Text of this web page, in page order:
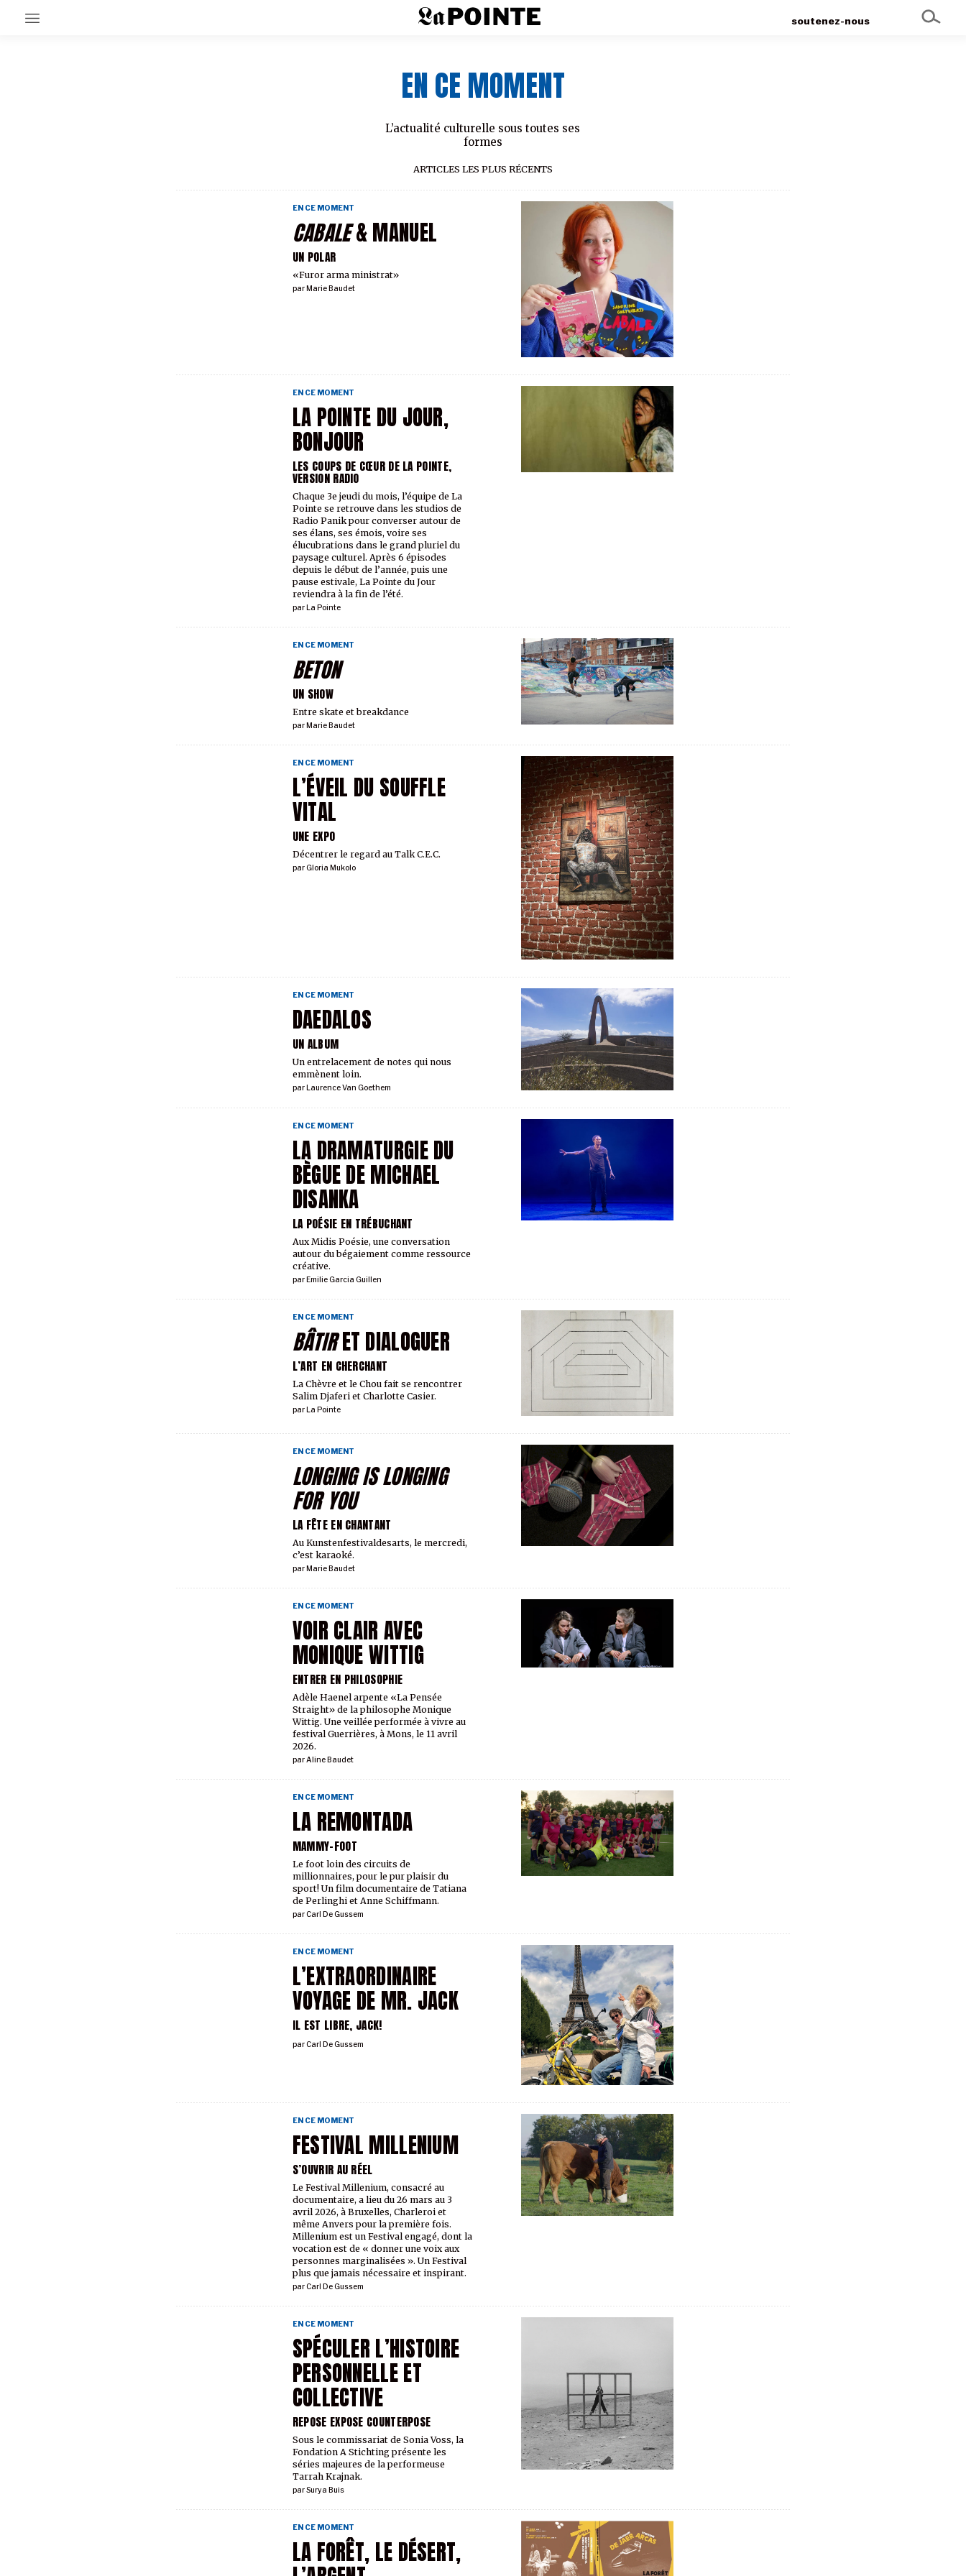
soutenez-nous
EN CE MOMENT
L’actualité culturelle sous toutes ses
formes
ARTICLES LES PLUS RÉCENTS
CABALE& MANUEL
UN POLAR
EN CE MOMENT
par Marie Baudet
«Furor arma ministrat»
LA POINTE DU JOUR,
BONJOUR
LES COUPS DE CŒUR DE LA POINTE,
VERSION RADIO
EN CE MOMENT
par La Pointe
Chaque 3e jeudi du mois, l’équipe de La
Pointe se retrouve dans les studios de
Radio Panik pour converser autour de
ses élans, ses émois, voire ses
élucubrations dans le grand pluriel du
paysage culturel. Après 6 épisodes
depuis le début de l’année, puis une
pause estivale, La Pointe du Jour
reviendra à la fin de l’été.
BETON
UN SHOW
EN CE MOMENT
par Marie Baudet
Entre skate et breakdance
L’ÉVEIL DU SOUFFLE
VITAL
UNE EXPO
EN CE MOMENT
parGloria Mukolo
Décentrer le regard au Talk C.E.C.
DAEDALOS
UN ALBUM
EN CE MOMENT
par Laurence Van Goethem
Un entrelacement de notes qui nous
emmènent loin.
LA DRAMATURGIE DU
BÈGUE DE MICHAEL
DISANKA
LA POÉSIE EN TRÉBUCHANT
EN CE MOMENT
parEmilie Garcia Guillen
Aux Midis Poésie, une conversation
autour du bégaiement comme ressource
créative.
BÂTIRET DIALOGUER
L’ART EN CHERCHANT
EN CE MOMENT
parLa Pointe
La Chèvre et le Chou fait se rencontrer
Salim Djaferi et Charlotte Casier.
LONGING IS LONGING
FOR YOU
LA FÊTE EN CHANTANT
EN CE MOMENT
parMarie Baudet
Au Kunstenfestivaldesarts, le mercredi,
c’est karaoké.
VOIR CLAIR AVEC
MONIQUE WITTIG
ENTRER EN PHILOSOPHIE
EN CE MOMENT
parAline Baudet
Adèle Haenel arpente «La Pensée
Straight» de la philosophe Monique
Wittig. Une veillée performée à vivre au
festival Guerrières, à Mons, le 11 avril
2026.
LA REMONTADA
MAMMY-FOOT
EN CE MOMENT
parCarl De Gussem
Le foot loin des circuits de
millionnaires, pour le pur plaisir du
sport! Un film documentaire de Tatiana
de Perlinghi et Anne Schiffmann.
L’EXTRAORDINAIRE
VOYAGE DE MR. JACK
IL EST LIBRE, JACK!
EN CE MOMENT
parCarl De Gussem
FESTIVAL MILLENIUM
S’OUVRIR AU RÉEL
EN CE MOMENT
parCarl De Gussem
Le Festival Millenium, consacré au
documentaire, a lieu du 26 mars au 3
avril 2026, à Bruxelles, Charleroi et
même Anvers pour la première fois.
Millenium est un Festival engagé, dont la
vocation est de « donner une voix aux
personnes marginalisées ». Un Festival
plus que jamais nécessaire et inspirant.
SPÉCULER L’HISTOIRE
PERSONNELLE ET
COLLECTIVE
REPOSE EXPOSE COUNTERPOSE
EN CE MOMENT
parSurya Buis
Sous le commissariat de Sonia Voss, la
Fondation A Stichting présente les
séries majeures de la performeuse
Tarrah Krajnak.
LA FORÊT, LE DÉSERT,
EN CE MOMENT